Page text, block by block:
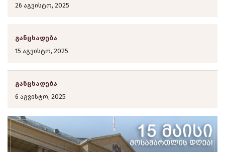
26 აგვისტო, 2025
განცხადება
15 აგვისტო, 2025
განცხადება
6 აგვისტო, 2025